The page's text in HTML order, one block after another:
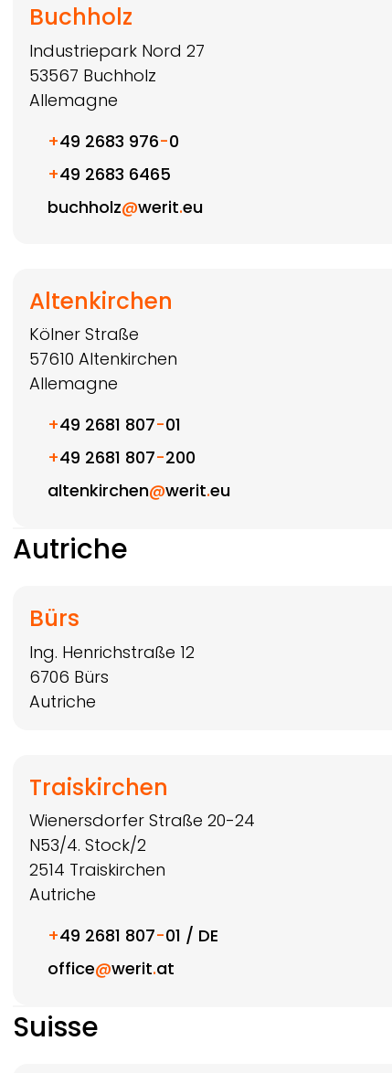
Buchholz
Industriepark Nord 27
53567 Buchholz
Allemagne
+49 2683 976-0
+49 2683 6465
buchholz@werit.eu
Altenkirchen
Kölner Straße
57610 Altenkirchen
Allemagne
+49 2681 807-01
+49 2681 807-200
altenkirchen@werit.eu
Autriche
Bürs
Ing. Henrichstraße 12
6706 Bürs
Autriche
Traiskirchen
Wienersdorfer Straße 20-24
N53/4. Stock/2
2514 Traiskirchen
Autriche
+49 2681 807-01 / DE
office@werit.at
Suisse